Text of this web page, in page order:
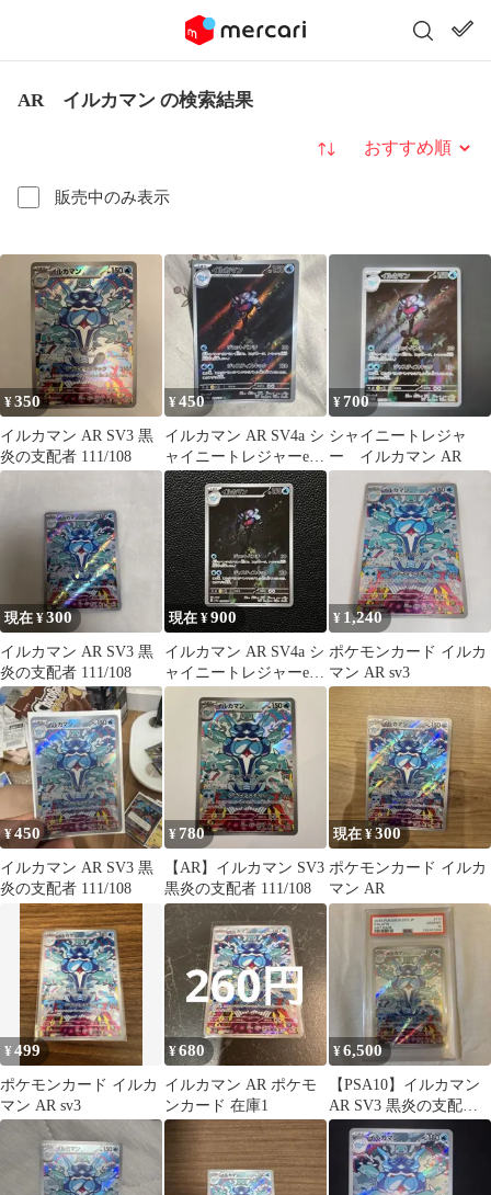
AR イルカマン の検索結果
販売中のみ表示
並び替え
¥350
イルカマン AR SV3 黒
炎の支配者 111/108
¥450
イルカマン AR SV4a シ
ャイニートレジャーex
339/190
¥700
シャイニートレジャ
ー イルカマン AR
現在 ¥300
イルカマン AR SV3 黒
炎の支配者 111/108
現在 ¥900
イルカマン AR SV4a シ
ャイニートレジャーex
339/190
¥ 1,240
ポケモンカード イルカ
マン AR sv3
¥450
イルカマン AR SV3 黒
炎の支配者 111/108
¥780
【AR】イルカマン SV3
黒炎の支配者 111/108
現在 ¥300
ポケモンカード イルカ
マン AR
¥499
ポケモンカード イルカ
マン AR sv3
¥680
イルカマン AR ポケモ
ンカード 在庫1
¥6,500
【PSA10】イルカマン
AR SV3 黒炎の支配者
111/108